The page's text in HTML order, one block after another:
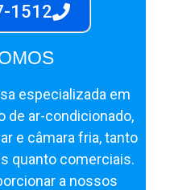
1512
especializada em
de ar-condicionado,
e câmara fria, tanto
quanto comerciais.
a nossos